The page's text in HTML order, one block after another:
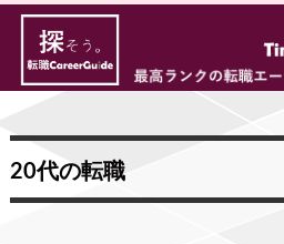
20代の転職